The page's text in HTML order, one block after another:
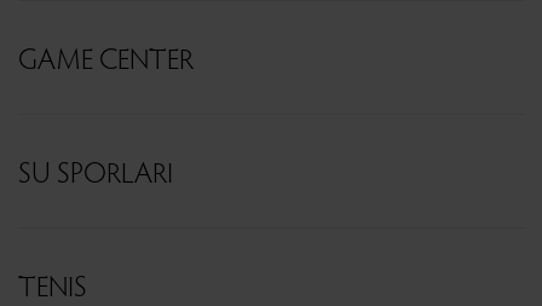
GAME CENTER
SU SPORLARI
TENIS